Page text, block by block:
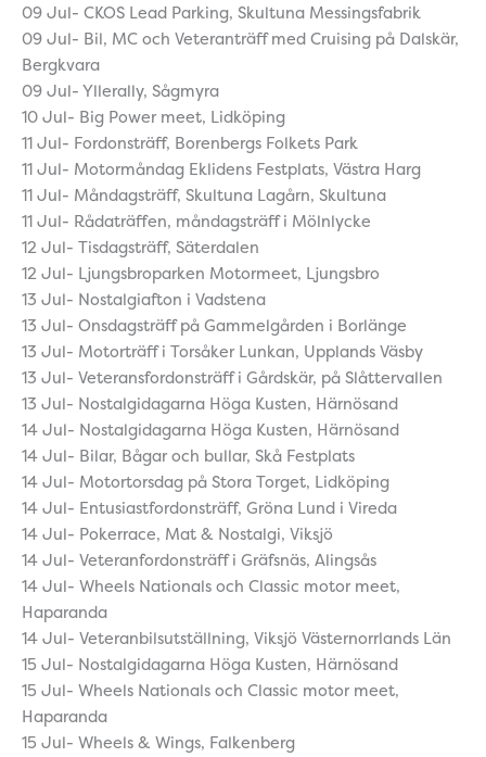
09 Jul- CKOS Lead Parking, Skultuna Messingsfabrik
09 Jul- Bil, MC och Veteranträff med Cruising på Dalskär,
Bergkvara
09 Jul- Yllerally, Sågmyra
10 Jul- Big Power meet, Lidköping
11 Jul- Fordonsträff, Borenbergs Folkets Park
11 Jul- Motormåndag Eklidens Festplats, Västra Harg
11 Jul- Måndagsträff, Skultuna Lagårn, Skultuna
11 Jul- Rådaträffen, måndagsträff i Mölnlycke
12 Jul- Tisdagsträff, Säterdalen
12 Jul- Ljungsbroparken Motormeet, Ljungsbro
13 Jul- Nostalgiafton i Vadstena
13 Jul- Onsdagsträff på Gammelgården i Borlänge
13 Jul- Motorträff i Torsåker Lunkan, Upplands Väsby
13 Jul- Veteransfordonsträff i Gårdskär, på Slåttervallen
13 Jul- Nostalgidagarna Höga Kusten, Härnösand
14 Jul- Nostalgidagarna Höga Kusten, Härnösand
14 Jul- Bilar, Bågar och bullar, Skå Festplats
14 Jul- Motortorsdag på Stora Torget, Lidköping
14 Jul- Entusiastfordonsträff, Gröna Lund i Vireda
14 Jul- Pokerrace, Mat & Nostalgi, Viksjö
14 Jul- Veteranfordonsträff i Gräfsnäs, Alingsås
14 Jul- Wheels Nationals och Classic motor meet,
Haparanda
14 Jul- Veteranbilsutställning, Viksjö Västernorrlands Län
15 Jul- Nostalgidagarna Höga Kusten, Härnösand
15 Jul- Wheels Nationals och Classic motor meet,
Haparanda
15 Jul- Wheels & Wings, Falkenberg